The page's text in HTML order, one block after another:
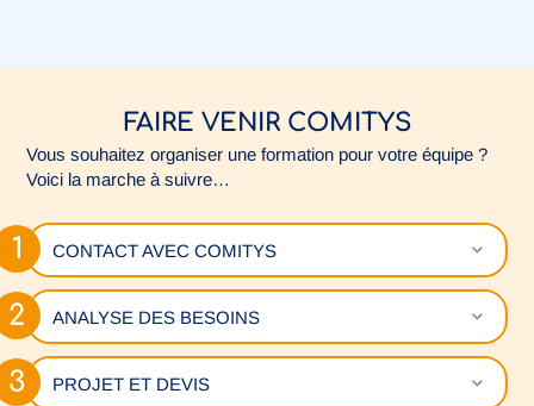
FAIRE VENIR COMITYS
Vous souhaitez organiser une formation pour votre équipe ?
Voici la marche à suivre…
CONTACT AVEC COMITYS
ANALYSE DES BESOINS
PROJET ET DEVIS